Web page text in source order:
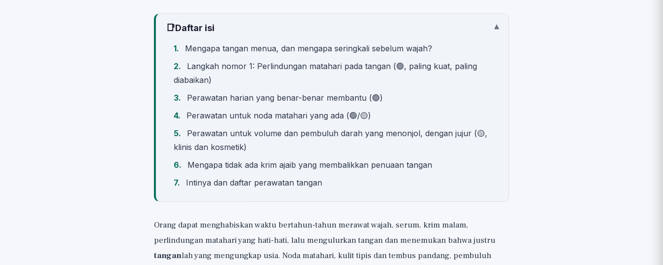
📑Daftar isi ▾
Mengapa tangan menua, dan mengapa seringkali sebelum wajah?
Langkah nomor 1: Perlindungan matahari pada tangan (🟢, paling kuat, paling
diabaikan)
Perawatan harian yang benar-benar membantu (🟢)
Perawatan untuk noda matahari yang ada (🟢/🟡)
Perawatan untuk volume dan pembuluh darah yang menonjol, dengan jujur (🟡,
klinis dan kosmetik)
Mengapa tidak ada krim ajaib yang membalikkan penuaan tangan
Intinya dan daftar perawatan tangan
Orang dapat menghabiskan waktu bertahun-tahun merawat wajah, serum, krim malam,
perlindungan matahari yang hati-hati, lalu mengulurkan tangan dan menemukan bahwa justru
tanganlah yang mengungkap usia. Noda matahari, kulit tipis dan tembus pandang, pembuluh